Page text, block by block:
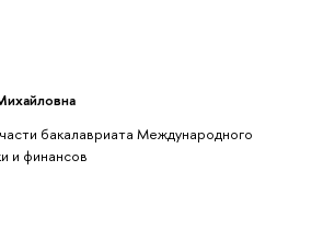
бакалавриата Международного
и финансов